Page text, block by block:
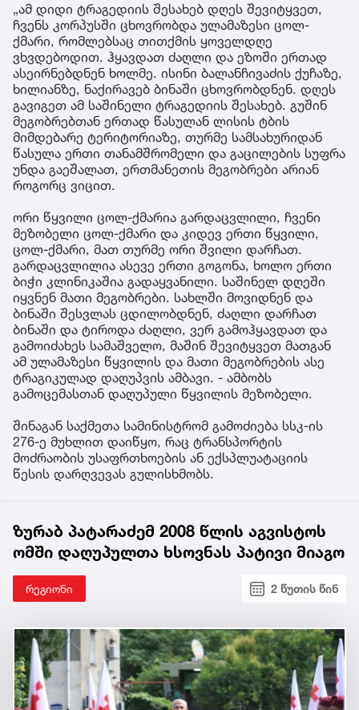
„ამ დიდი ტრაგედიის შესახებ დღეს შევიტყვეთ,
ჩვენს კორპუსში ცხოვრობდა ულამაზესი ცოლ-
ქმარი, რომლებსაც თითქმის ყოველდღე
ვხვდებოდით. ჰყავდათ ძაღლი და ეზოში ერთად
ასეირნებდნენ ხოლმე. ისინი ბალანჩივაძის ქუჩაზე,
ხილიანზე, ნაქირავებ ბინაში ცხოვრობდნენ. დღეს
გავიგეთ ამ საშინელი ტრაგედიის შესახებ. გუშინ
მეგობრებთან ერთად წასულან ლისის ტბის
მიმდებარე ტერიტორიაზე, თურმე სამსახურიდან
წასულა ერთი თანამშრომელი და გაცილების სუფრა
უნდა გაეშალათ, ერთმანეთის მეგობრები არიან
როგორც ვიცით.
ორი წყვილი ცოლ-ქმარია გარდაცვლილი, ჩვენი
მეზობელი ცოლ-ქმარი და კიდევ ერთი წყვილი,
ცოლ-ქმარი, მათ თურმე ორი შვილი დარჩათ.
გარდაცვლილია ასევე ერთი გოგონა, ხოლო ერთი
ბიჭი კლინიკაშია გადაყვანილი. საშინელ დღეში
იყვნენ მათი მეგობრები. სახლში მოვიდნენ და
ბინაში შესვლას ცდილობდნენ, ძაღლი დარჩათ
ბინაში და ტიროდა ძაღლი, ვერ გამოჰყავდათ და
გამოიძახეს სამაშველო, მაშინ შევიტყვეთ მათგან
ამ ულამაზესი წყვილის და მათი მეგობრების ასე
ტრაგიკულად დაღუპვის ამბავი. - ამბობს
გამოცემასთან დაღუპული წყვილის მეზობელი.
შინაგან საქმეთა სამინისტრომ გამოძიება სსკ-ის
276-ე მუხლით დაიწყო, რაც ტრანსპორტის
მოძრაობის უსაფრთხოების ან ექსპლუატაციის
წესის დარღვევას გულისხმობს.
ზურაბ პატარაძემ 2008 წლის აგვისტოს
ომში დაღუპულთა ხსოვნას პატივი მიაგო
რეგიონი 2 წუთის წინ